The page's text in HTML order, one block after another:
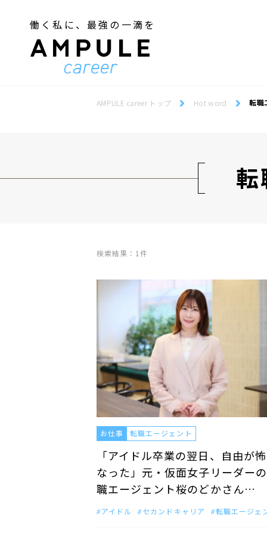
働く私に、最強の一滴を
AMPULE career トップ Hot word 転職
検索結果：1件
お仕事 転職エージェント
「アイドル卒業の翌日、自由が
なった」元・仮面女子リーダー
職エージェント桜のどかさん…
アイドル セカンドキャリア 転職エージェ